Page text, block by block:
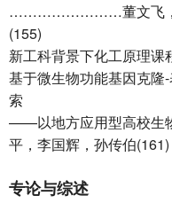
……………………董文飞，张
(155)
新工科背景下化工原理课
基于微生物功能基因克隆
索
——以地方应用型高校生
平，李国辉，孙传伯(161)
专论与综述